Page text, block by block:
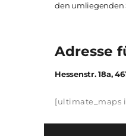
den umliegenden
Adresse
Hessenstr. 18a,
[ultimate_maps